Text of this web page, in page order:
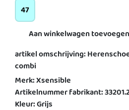
47
Aan winkelwagen toevoegen
artikel omschrijving:
combi
Merk: Xsensible
Artikelnummer fabrikant:
Kleur: Grijs